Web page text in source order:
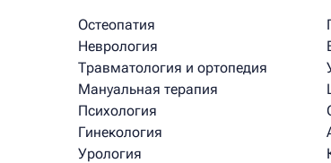
Остеопатия
Неврология
Травматология и ортопедия
Мануальная терапия
Психология
Гинекология
Урология